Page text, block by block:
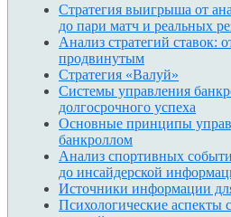
Стратегия выигрыша от
до пари матч и реальных
Анализ стратегий ставок:
продвинутым
Стратегия «Валуй»
Системы управления
долгосрочного успеха
Основные принципы
банкроллом
Анализ спортивных
до инсайдерской
Источники информации
Психологические аспекты